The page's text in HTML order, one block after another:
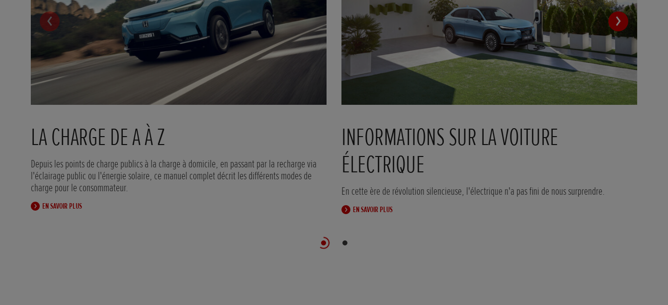
LA CHARGE DE A À Z
Depuis les points de charge publics à la charge à domicile, en passant par la recharge via
l'éclairage public ou l'énergie solaire, ce manuel complet décrit les différents modes de
charge pour le consommateur.
EN SAVOIR PLUS
INFORMATIONS SUR LA VOITURE
ÉLECTRIQUE
En cette ère de révolution silencieuse, l'électrique n'a pas fini de nous surprendre.
EN SAVOIR PLUS